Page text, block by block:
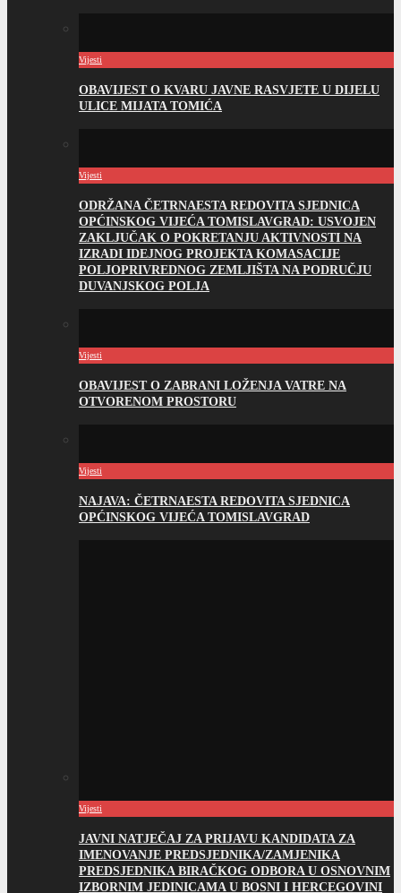
Vijesti
OBAVIJEST O KVARU JAVNE RASVJETE U DIJELU
ULICE MIJATA TOMIĆA
Vijesti
ODRŽANA ČETRNAESTA REDOVITA SJEDNICA
OPĆINSKOG VIJEĆA TOMISLAVGRAD: USVOJEN
ZAKLJUČAK O POKRETANJU AKTIVNOSTI NA
IZRADI IDEJNOG PROJEKTA KOMASACIJE
POLJOPRIVREDNOG ZEMLJIŠTA NA PODRUČJU
DUVANJSKOG POLJA
Vijesti
OBAVIJEST O ZABRANI LOŽENJA VATRE NA
OTVORENOM PROSTORU
Vijesti
NAJAVA: ČETRNAESTA REDOVITA SJEDNICA
OPĆINSKOG VIJEĆA TOMISLAVGRAD
Vijesti
JAVNI NATJEČAJ ZA PRIJAVU KANDIDATA ZA
IMENOVANJE PREDSJEDNIKA/ZAMJENIKA
PREDSJEDNIKA BIRAČKOG ODBORA U OSNOVNIM
IZBORNIM JEDINICAMA U BOSNI I HERCEGOVINI